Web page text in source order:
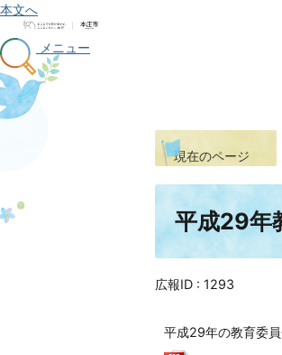
本文へ
メニュー
現在のページ
平成29年
広報ID : 1293
平成29年の教育委